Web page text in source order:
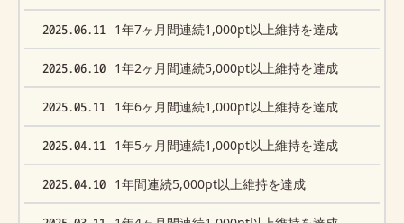
2025.06.11 1年7ヶ月間連続1,000pt以上維持を達成
2025.06.10 1年2ヶ月間連続5,000pt以上維持を達成
2025.05.11 1年6ヶ月間連続1,000pt以上維持を達成
2025.04.11 1年5ヶ月間連続1,000pt以上維持を達成
2025.04.10 1年間連続5,000pt以上維持を達成